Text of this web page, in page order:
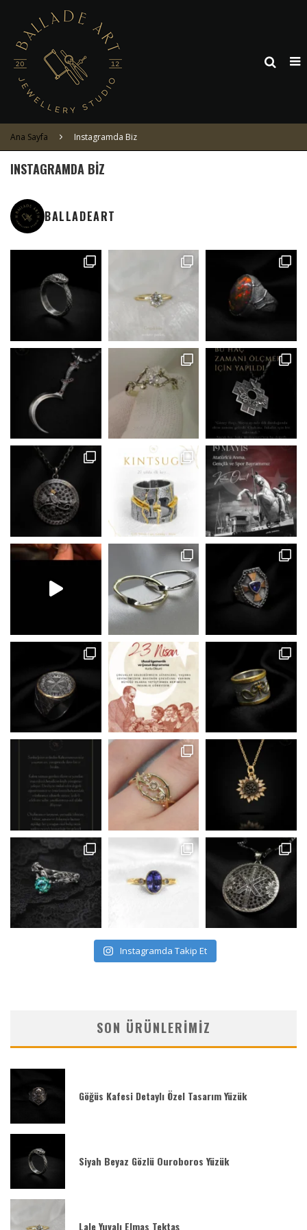
Ana Sayfa Instagramda Biz
INSTAGRAMDA BIZ
BALLADEART
Instagramda Takip Et
SON ÜRÜNLERIMIZ
Göğüs Kafesi Detaylı Özel Tasarım Yüzük
Siyah Beyaz Gözlü Ouroboros Yüzük
Lale Yuvalı Elmas Tektaş